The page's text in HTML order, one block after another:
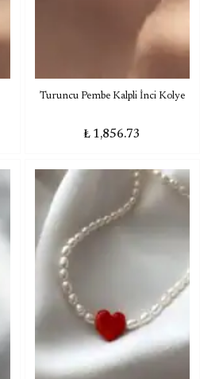
Turuncu Pembe Kalpli İnci Kolye
₺ 1,856.73